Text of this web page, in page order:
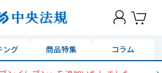
ング 商品特集 コラム